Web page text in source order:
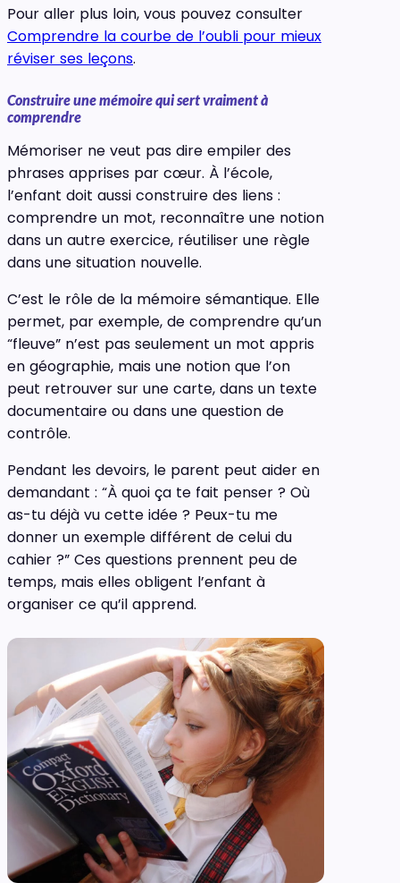
Pour aller plus loin, vous pouvez consulter
Comprendre la courbe de l’oubli pour mieux
réviser ses leçons.
Construire une mémoire qui sert vraiment à
comprendre
Mémoriser ne veut pas dire empiler des
phrases apprises par cœur. À l’école,
l’enfant doit aussi construire des liens :
comprendre un mot, reconnaître une notion
dans un autre exercice, réutiliser une règle
dans une situation nouvelle.
C’est le rôle de la mémoire sémantique. Elle
permet, par exemple, de comprendre qu’un
“fleuve” n’est pas seulement un mot appris
en géographie, mais une notion que l’on
peut retrouver sur une carte, dans un texte
documentaire ou dans une question de
contrôle.
Pendant les devoirs, le parent peut aider en
demandant : “À quoi ça te fait penser ? Où
as-tu déjà vu cette idée ? Peux-tu me
donner un exemple différent de celui du
cahier ?” Ces questions prennent peu de
temps, mais elles obligent l’enfant à
organiser ce qu’il apprend.